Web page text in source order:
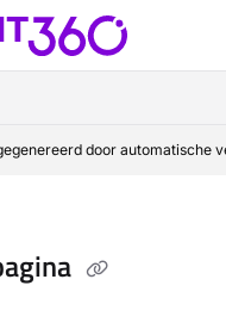
index at:https://
pages before exploring
door automatische